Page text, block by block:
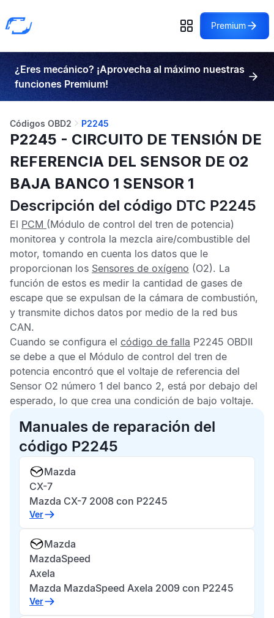
Premium
¿Eres mecánico? ¡Aprovecha al máximo nuestras
funciones Premium!
Códigos OBD2 P2245
P2245 - CIRCUITO DE TENSIÓN DE
REFERENCIA DEL SENSOR DE O2
BAJA BANCO 1 SENSOR 1
Descripción del código DTC P2245
El PCM (Módulo de control del tren de potencia)
monitorea y controla la mezcla aire/combustible del
motor, tomando en cuenta los datos que le
proporcionan los Sensores de oxígeno (O2). La
función de estos es medir la cantidad de gases de
escape que se expulsan de la cámara de combustión,
y transmite dichos datos por medio de la red bus
CAN.
Cuando se configura el código de falla P2245 OBDII
se debe a que el Módulo de control del tren de
potencia encontró que el voltaje de referencia del
Sensor O2 número 1 del banco 2, está por debajo del
esperado, lo que crea una condición de bajo voltaje.
Manuales de reparación del
código P2245
Mazda
CX-7
Mazda CX-7 2008 con P2245
Ver
Mazda
MazdaSpeed
Axela
Mazda MazdaSpeed Axela 2009 con P2245
Ver